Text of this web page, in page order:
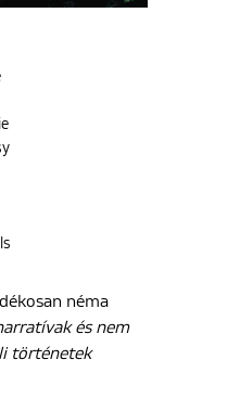
néma
és nem
történetek